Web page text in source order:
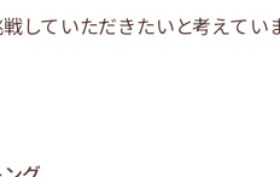
していただきたいと考えてい